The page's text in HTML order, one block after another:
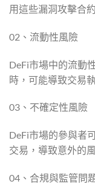
用這些漏洞攻擊合
02、流動性風險
DeFi市場中的流動
時，可能導致交易
03、不確定性風險
DeFi市場的參與者
交易，導致意外的
04、合規與監管問